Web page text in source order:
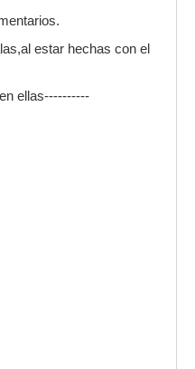
estar hechas con el
ellas----------